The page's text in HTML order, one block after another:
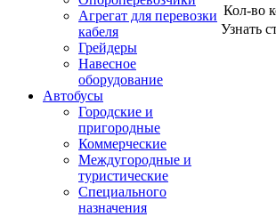
Агрегат для перевозки
кабеля
Грейдеры
Навесное
оборудование
Автобусы
Городские и
пригородные
Коммерческие
Междугородные и
туристические
Специального
назначения
Кол-во
Узнать